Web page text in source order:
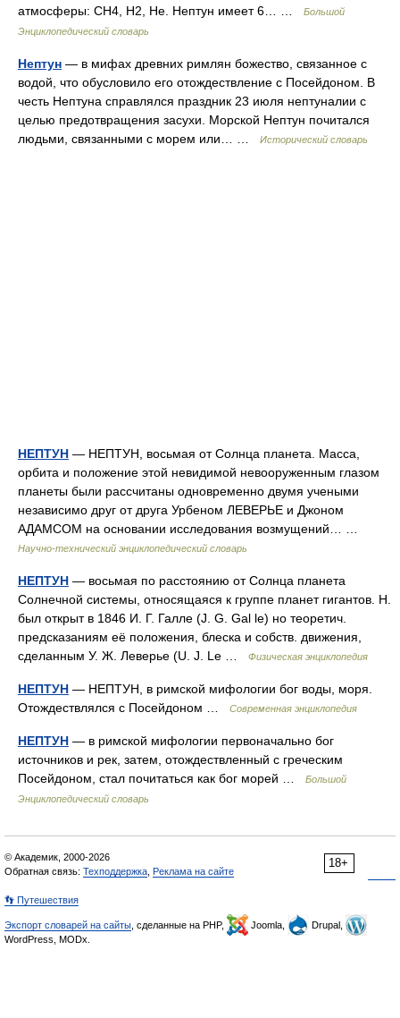
атмосферы: CH4, H2, Нe. Нептун имеет 6… …
Большой
Энциклопедический словарь
Нептун — в мифах древних римлян божество, связанное с
водой, что обусловило его отождествление с Посейдоном. В
честь Нептуна справлялся праздник 23 июля нептуналии с
целью предотвращения засухи. Морской Нептун почитался
людьми, связанными с морем или… …
Исторический словарь
НЕПТУН — НЕПТУН, восьмая от Солнца планета. Масса,
орбита и положение этой невидимой невооруженным глазом
планеты были рассчитаны одновременно двумя учеными
независимо друг от друга Урбеном ЛЕВЕРЬЕ и Джоном
АДАМСОМ на основании исследования возмущений… …
Научно-технический энциклопедический словарь
НЕПТУН — восьмая по расстоянию от Солнца планета
Солнечной системы, относящаяся к группе планет гигантов. Н.
был открыт в 1846 И. Г. Галле (J. G. Gal lе) но теоретич.
предсказаниям её положения, блеска и собств. движения,
сделанным У. Ж. Леверье (U. J. Le …
Физическая энциклопедия
НЕПТУН — НЕПТУН, в римской мифологии бог воды, моря.
Отождествлялся с Посейдоном …
Современная энциклопедия
НЕПТУН — в римской мифологии первоначально бог
источников и рек, затем, отождествленный с греческим
Посейдоном, стал почитаться как бог морей …
Большой
Энциклопедический словарь
18+
© Академик, 2000-2026
Обратная связь: Техподдержка Реклама на сайте
👣 Путешествия
Экспорт словарей на сайты , сделанные на PHP, Joomla,
Drupal,
WordPress, MODx.